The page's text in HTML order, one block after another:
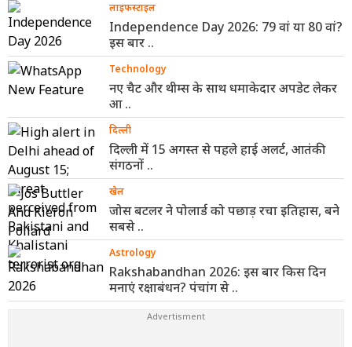
लाइफस्टाइल
Independence Day 2026: 79 वां या 80 वां?
इस बार ..
Technology
नए चैट और थीम्स के साथ धमाकेदार अपडेट लेकर
आ ..
दिल्ली
दिल्ली में 15 अगस्त से पहले हाई अलर्ट, आतंकी
संगठनों ..
खेल
जोस बटलर ने पोलार्ड को पछाड़ रचा इतिहास, बने
सबसे ..
Astrology
Rakshabandhan 2026: इस बार किस दिन
मनाएं रक्षाबंधन? पंचांग से ..